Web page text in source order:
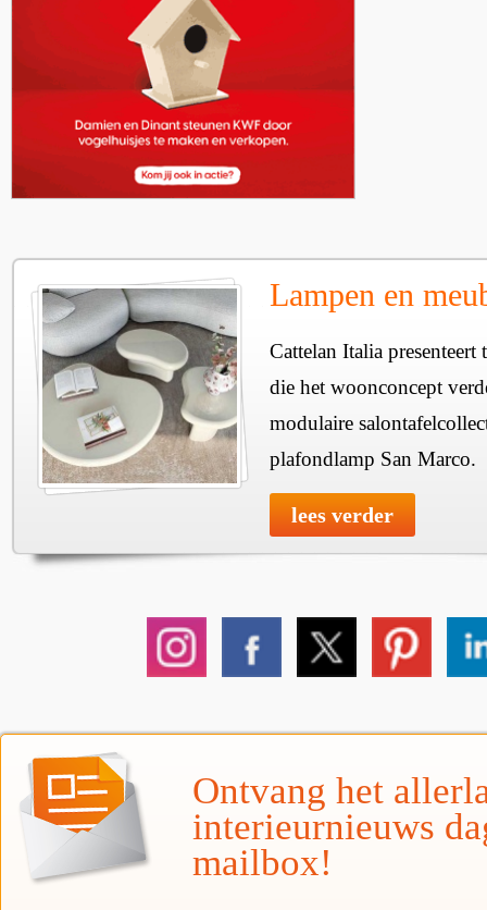
Lampen en
Cattelan Italia
die het woonconcept
modulaire
plafondlamp San Marco.
lees verder
Ontvang het
interieurnieuws
mailbox!